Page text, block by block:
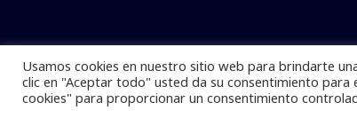
Pymempresario © 2025 Todos
Usamos cookies en nuestro sitio web para brindarte
clic en "Aceptar todo" usted da su consentimiento para
cookies" para proporcionar un consentimiento